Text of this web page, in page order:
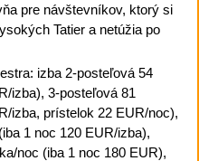
pre návštevníkov, ktorý si
Tatier a netúžia po
izba 2-posteľová 54
izba), 3-posteľová 81
izba, prístelok 22 EUR/noc),
1 noc 120 EUR/izba),
noc (iba 1 noc 180 EUR),